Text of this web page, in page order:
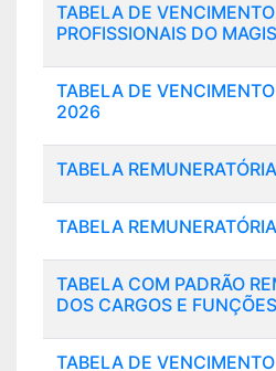
TABELA DE
PROFISSIONAIS DO
TABELA DE
2026
TABELA
TABELA
TABELA COM PADRÃO
DOS CARGOS E
TABELA DE